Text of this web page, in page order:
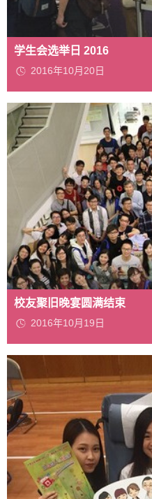
学生会选举日 2016
2016年10月20日
校友聚旧晚宴圆满结束
2016年10月19日